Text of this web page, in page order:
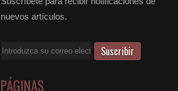
nuevos artículos.
Email
PÁGINAS